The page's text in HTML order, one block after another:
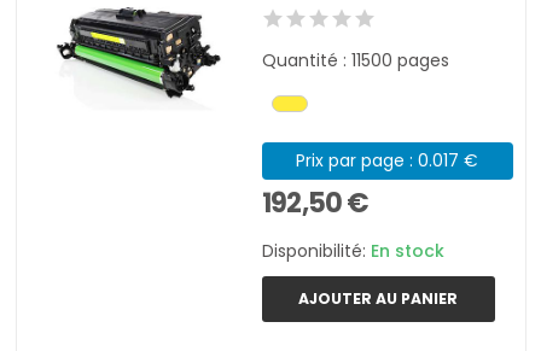
Quantité : 11500 pages
Prix par page : 0.017 €
192,50 €
Disponibilité: En stock
AJOUTER AU PANIER